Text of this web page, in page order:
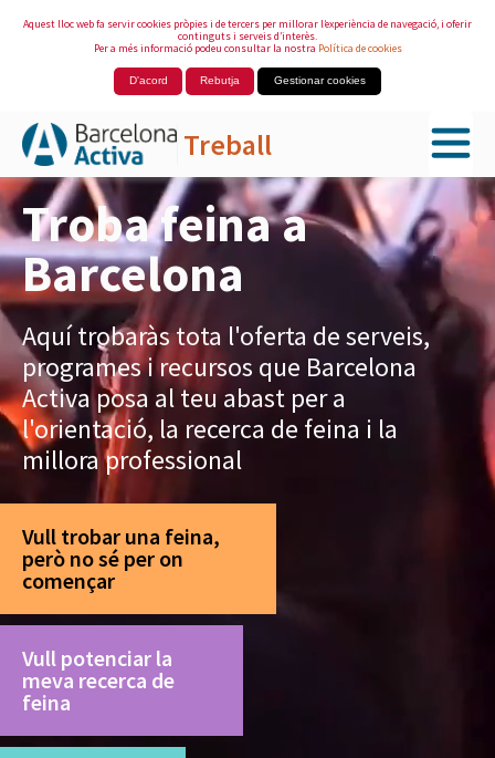
Aquest lloc web fa servir cookies pròpies i de tercers per millorar l’experiència de navegació, i oferir
continguts i serveis d’interès.
Per a més informació podeu consultar la nostra Política de cookies
D'acord Rebutja Gestionar cookies
Treball
Salta al contingut principal
Troba feina a
Barcelona
Aquí trobaràs tota l'oferta de serveis,
programes i recursos que Barcelona
Activa posa al teu abast per a
l'orientació, la recerca de feina i la
millora professional
Vull trobar una feina,
però no sé per on
començar
Vull potenciar la
meva recerca de
feina